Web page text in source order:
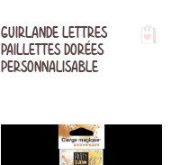
GUIRLANDE LETTRES
PAILLETTES DORÉES
PERSONNALISABLE